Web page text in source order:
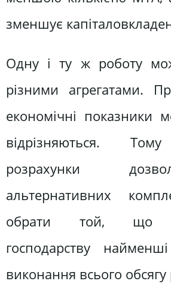
зменшує
Одну і ту ж роботу
різними агрегатами.
економічні показники
відрізняються.
розрахунки
альтернативних
обрати той, що
господарству
виконання всього обсягу